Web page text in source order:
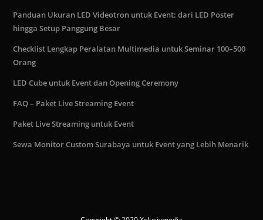
Panduan Ukuran LED Videotron untuk Event: dari LED Poster
hingga Setup Panggung Besar
Checklist Lengkap Peralatan Multimedia untuk Seminar 100–500
Orang
LED Cube untuk Event dan Opening Ceremony
FAQ – Paket Live Streaming Event
Paket Live Streaming untuk Event
Sewa Monitor Custom Surabaya untuk Event yang Lebih Menarik